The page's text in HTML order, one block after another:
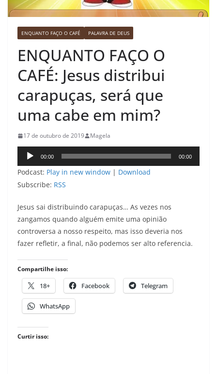
ENQUANTO FAÇO O CAFÉ PALAVRA DE DEUS
ENQUANTO FAÇO O
CAFÉ: Jesus distribui
carapuças, será que
uma cabe em mim?
17 de outubro de 2019 Magela
Tocador
de
áudio
00:00 00:00
Podcast: Play in new window | Download
Subscribe: RSS
Jesus sai distribuindo carapuças… As vezes nos
zangamos quando alguém emite uma opinião
controversa a nosso respeito, mas isso deveria nos
fazer refletir, a final, não podemos ser alto referencia.
Compartilhe isso:
18+ Facebook Telegram
WhatsApp
Curtir isso: